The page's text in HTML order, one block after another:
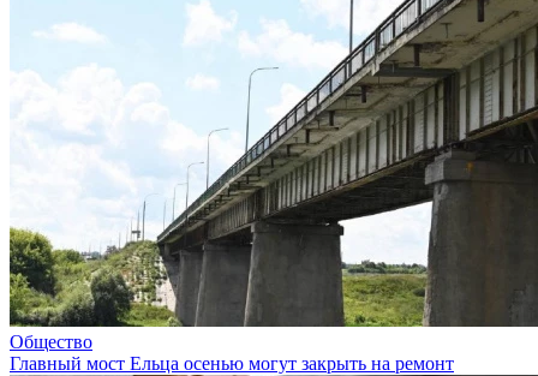
Общество
Главный мост Ельца осенью могут закрыть на ремонт